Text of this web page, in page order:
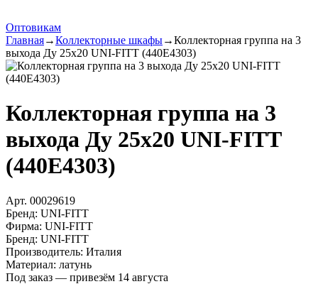
Оптовикам
Главная→Коллекторные шкафы→Коллекторная группа на 3
выхода Ду 25х20 UNI-FITT (440Е4303)
Коллекторная группа на 3
выхода Ду 25х20 UNI-FITT
(440Е4303)
Арт. 00029619
Бренд:
Фирма:
Бренд:
Производитель: Италия
Материал: латунь
Под заказ — привезём 14 августа